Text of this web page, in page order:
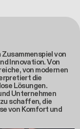
von
Innovation. Von
von modernen
die
Lösungen.
Unternehmen
schaffen, die
von Komfort und